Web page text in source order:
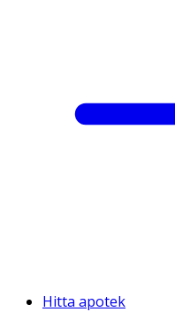
Hitta apotek